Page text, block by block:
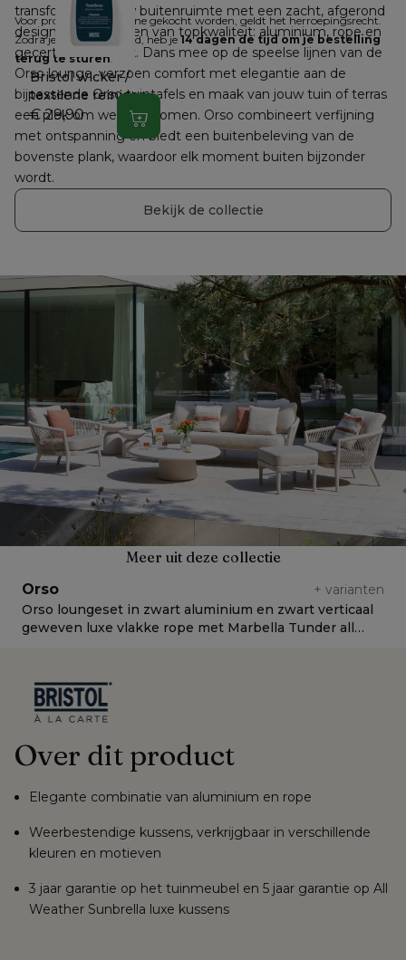
Voor producten die online gekocht worden, geldt het herroepingsrecht.
Zodra je dit hebt gemeld, heb je 14 dagen de tijd om je bestelling
terug te sturen.
Bristol wicker /
textilene reiniger
In winkelwagen
€ 29,90
transformeert jouw buitenruimte met een zacht, afgerond
design en materialen van topkwaliteit: aluminium, rope en
gecertificeerd teak. Dans mee op de speelse lijnen van de
Orso lounge, verzoen comfort met elegantie aan de
bijpassende Orso tuintafels en maak van jouw tuin of terras
een plek om weg te dromen. Orso combineert verfijning
met ontspanning en biedt een buitenbeleving van de
bovenste plank, waardoor elk moment buiten bijzonder
wordt.
Bekijk de collectie
Meer uit deze collectie
Orso + varianten
Orso loungeset in zwart aluminium en zwart verticaal
geweven luxe vlakke rope met Marbella Tunder all
Over dit product
Elegante combinatie van aluminium en rope
Weerbestendige kussens, verkrijgbaar in verschillende
kleuren en motieven
3 jaar garantie op het tuinmeubel en 5 jaar garantie op All
Weather Sunbrella luxe kussens